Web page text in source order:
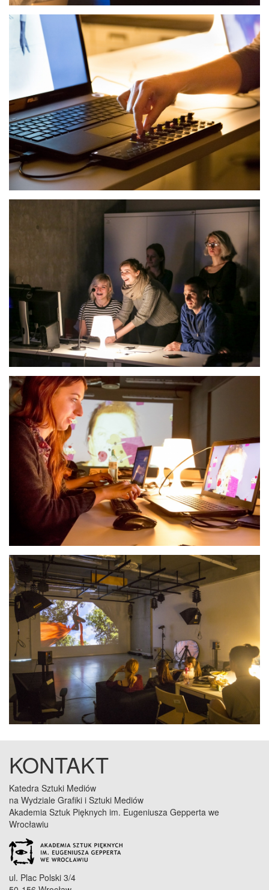
KONTAKT
Katedra Sztuki Mediów
na Wydziale Grafiki i Sztuki Mediów
Akademia Sztuk Pięknych im. Eugeniusza Gepperta we
Wrocławiu
ul. Plac Polski 3/4